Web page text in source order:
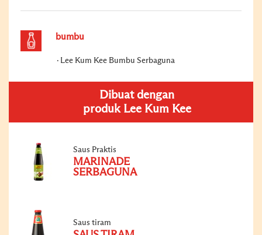
bumbu
Lee Kum Kee Bumbu Serbaguna
Dibuat dengan
produk Lee Kum Kee
Saus Praktis
MARINADE
SERBAGUNA
Saus tiram